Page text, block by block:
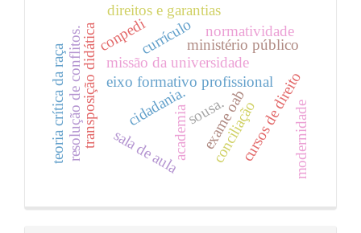
academia
eixo formativo profissional
transposição didática exame oab
missão da universidade
sousa. cursos de direito
currículo
cidadania.
ministério público
resolução de conflitos.
teoria crítica da raça sala de aula
direitos e garantias
conciliação modernidade
normatividade
conpedi